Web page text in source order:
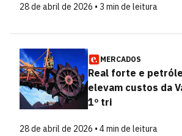
28 de abril de 2026 • 3 min de leitura
MERCADOS
Real forte e
elevam custos da
1º tri
28 de abril de 2026 • 4 min de leitura